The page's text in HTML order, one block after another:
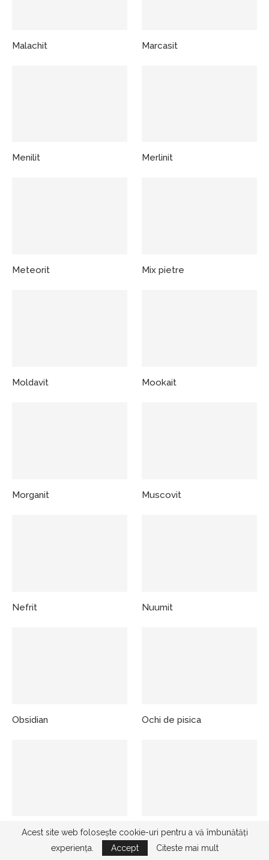
Malachit Marcasit
Menilit Merlinit
Meteorit Mix pietre
Moldavit Mookait
Morganit Muscovit
Nefrit Nuumit
Obsidian Ochi de pisica
Ochi de soim Ochi de taur
Acest site web folosește cookie-uri pentru a vă îmbunătăți
experiența.
Accept Citeste mai mult